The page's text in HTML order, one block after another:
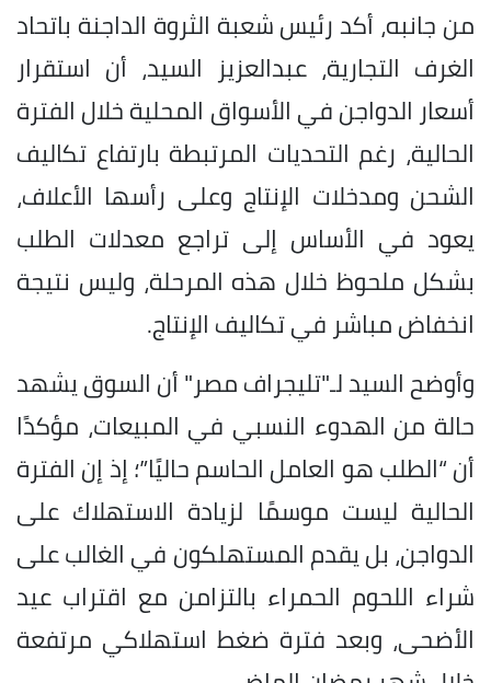
من جانبه، أكد رئيس شعبة الثروة الداجنة باتحاد
الغرف التجارية، عبدالعزيز السيد، أن استقرار
أسعار الدواجن في الأسواق المحلية خلال الفترة
الحالية، رغم التحديات المرتبطة بارتفاع تكاليف
الشحن ومدخلات الإنتاج وعلى رأسها الأعلاف،
يعود في الأساس إلى تراجع معدلات الطلب
بشكل ملحوظ خلال هذه المرحلة، وليس نتيجة
انخفاض مباشر في تكاليف الإنتاج.
وأوضح السيد لـ"تليجراف مصر" أن السوق يشهد
حالة من الهدوء النسبي في المبيعات، مؤكدًا
أن “الطلب هو العامل الحاسم حاليًا”؛ إذ إن الفترة
الحالية ليست موسمًا لزيادة الاستهلاك على
الدواجن، بل يقدم المستهلكون في الغالب على
شراء اللحوم الحمراء بالتزامن مع اقتراب عيد
الأضحى، وبعد فترة ضغط استهلاكي مرتفعة